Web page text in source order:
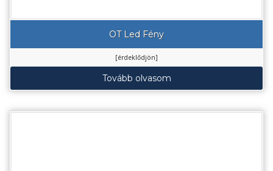
OT Led Fény
[érdeklődjön]
Tovább olvasom